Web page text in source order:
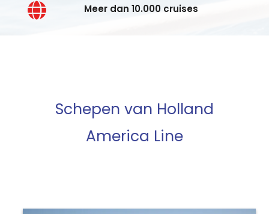
Meer dan 10.000 cruises
Schepen van Holland
America Line